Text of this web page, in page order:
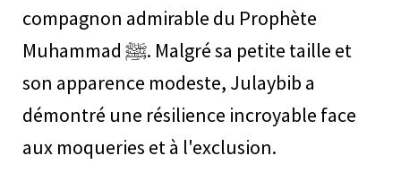
compagnon admirable du Prophète
Muhammad ﷺ. Malgré sa petite taille et
son apparence modeste, Julaybib a
démontré une résilience incroyable face
aux moqueries et à l'exclusion.